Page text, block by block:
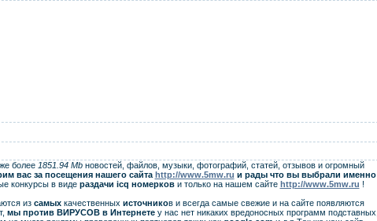
более 1851.94 Mb новостей, файлов, музыки, фотографий, статей, отзывов и огромный
вас за посещения нашего сайта http://www.5mw.ru и рады что вы выбрали именно
конкурсы в виде раздачи icq номеркови только на нашем сайте http://www.5mw.ru !
из самыхкачественных источников и всегда самые свежие и на сайте появляются
мы против ВИРУСОВ в Интернетеу нас нет никаких вредоносных программ подставных,